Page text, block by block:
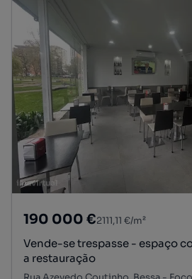
190 000 €2111,11 €/m²
Vende-se trespasse - espaço
a restauração